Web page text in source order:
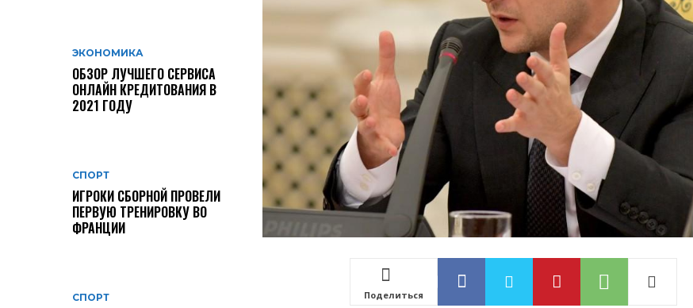
ЭКОНОМИКА
ОБЗОР ЛУЧШЕГО СЕРВИСА
ОНЛАЙН КРЕДИТОВАНИЯ В
2021 ГОДУ
СПОРТ
ИГРОКИ СБОРНОЙ ПРОВЕЛИ
ПЕРВУЮ ТРЕНИРОВКУ ВО
ФРАНЦИИ
СПОРТ Поделиться